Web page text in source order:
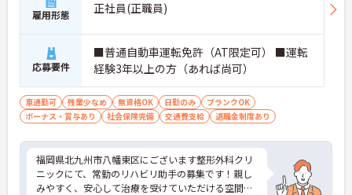
雇用形態 正社員(正職員)
応募要件
■普通自動車運転免許（AT限定可） ■運転
経験3年以上の方（あれば尚可）
車通勤可 残業少なめ 無資格OK 日勤のみ
ブランクOK
ボーナス・賞与あり
社会保険完備 交通費支給 退職金制度あり
福岡県北九州市八幡東区にございます整形外科クリ
ニックにて、常勤のリハビリ助手の募集です！親し
みやすく、安心して治療を受けていただける空間を